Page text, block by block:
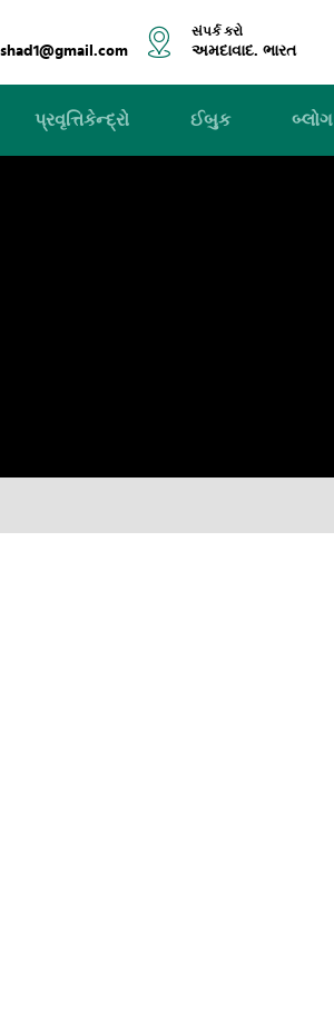
સંપર્ક કરો
અમદાવાદ. ભારત
પ્રવૃત્તિકેન્દ્રો ઈબુક બ્લોગ